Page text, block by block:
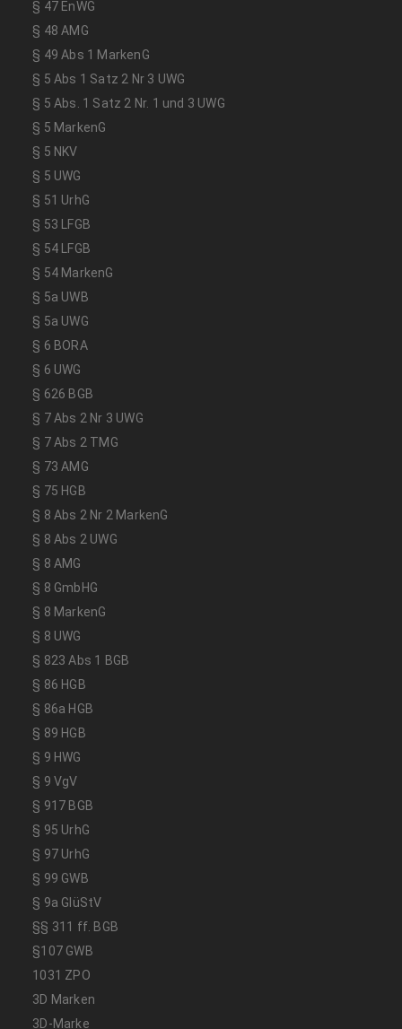
§ 47 EnWG
§ 48 AMG
§ 49 Abs 1 MarkenG
§ 5 Abs 1 Satz 2 Nr 3 UWG
§ 5 Abs. 1 Satz 2 Nr. 1 und 3 UWG
§ 5 MarkenG
§ 5 NKV
§ 5 UWG
§ 51 UrhG
§ 53 LFGB
§ 54 LFGB
§ 54 MarkenG
§ 5a UWB
§ 5a UWG
§ 6 BORA
§ 6 UWG
§ 626 BGB
§ 7 Abs 2 Nr 3 UWG
§ 7 Abs 2 TMG
§ 73 AMG
§ 75 HGB
§ 8 Abs 2 Nr 2 MarkenG
§ 8 Abs 2 UWG
§ 8 AMG
§ 8 GmbHG
§ 8 MarkenG
§ 8 UWG
§ 823 Abs 1 BGB
§ 86 HGB
§ 86a HGB
§ 89 HGB
§ 9 HWG
§ 9 VgV
§ 917 BGB
§ 95 UrhG
§ 97 UrhG
§ 99 GWB
§ 9a GlüStV
§§ 311 ff. BGB
§107 GWB
1031 ZPO
3D Marken
3D-Marke